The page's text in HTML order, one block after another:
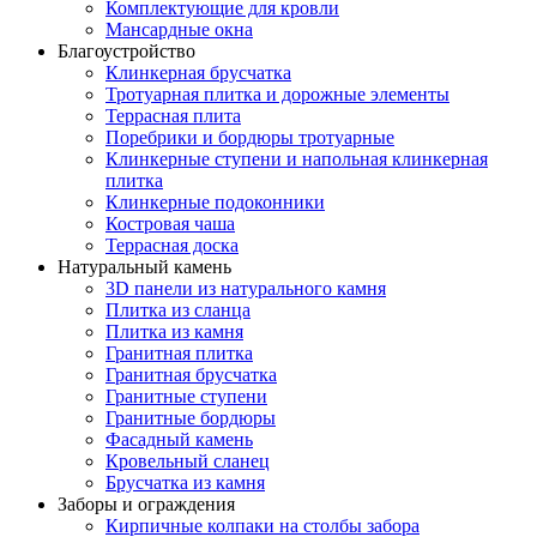
Комплектующие для кровли
Мансардные окна
Благоустройство
Клинкерная брусчатка
Тротуарная плитка и дорожные элементы
Террасная плита
Поребрики и бордюры тротуарные
Клинкерные ступени и напольная клинкерная
плитка
Клинкерные подоконники
Костровая чаша
Террасная доска
Натуральный камень
3D панели из натурального камня
Плитка из сланца
Плитка из камня
Гранитная плитка
Гранитная брусчатка
Гранитные ступени
Гранитные бордюры
Фасадный камень
Кровельный сланец
Брусчатка из камня
Заборы и ограждения
Кирпичные колпаки на столбы забора